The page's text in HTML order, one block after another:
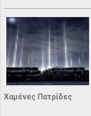
Χαμένες Πατρίδες